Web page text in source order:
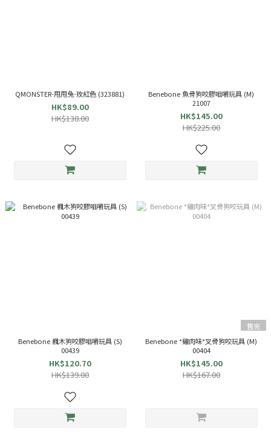
QMONSTER-甩甩兔-玫紅色 (323881)
HK$89.00
HK$138.00
Benebone 魚骨狗咬膠咀嚼玩具 (M)
21007
HK$145.00
HK$225.00
Benebone 楓木狗咬膠咀嚼玩具 (S)
00439
HK$120.70
HK$139.00
售完
Benebone *雞肉味*叉骨狗咬玩具 (M)
00404
HK$145.00
HK$167.00